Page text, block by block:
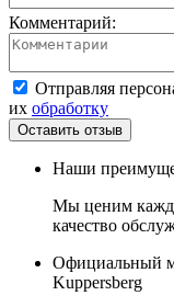
Комментарий:
Отправляя
их обработку
Наши
Мы ценим
качество
Официальный
Kuppersberg